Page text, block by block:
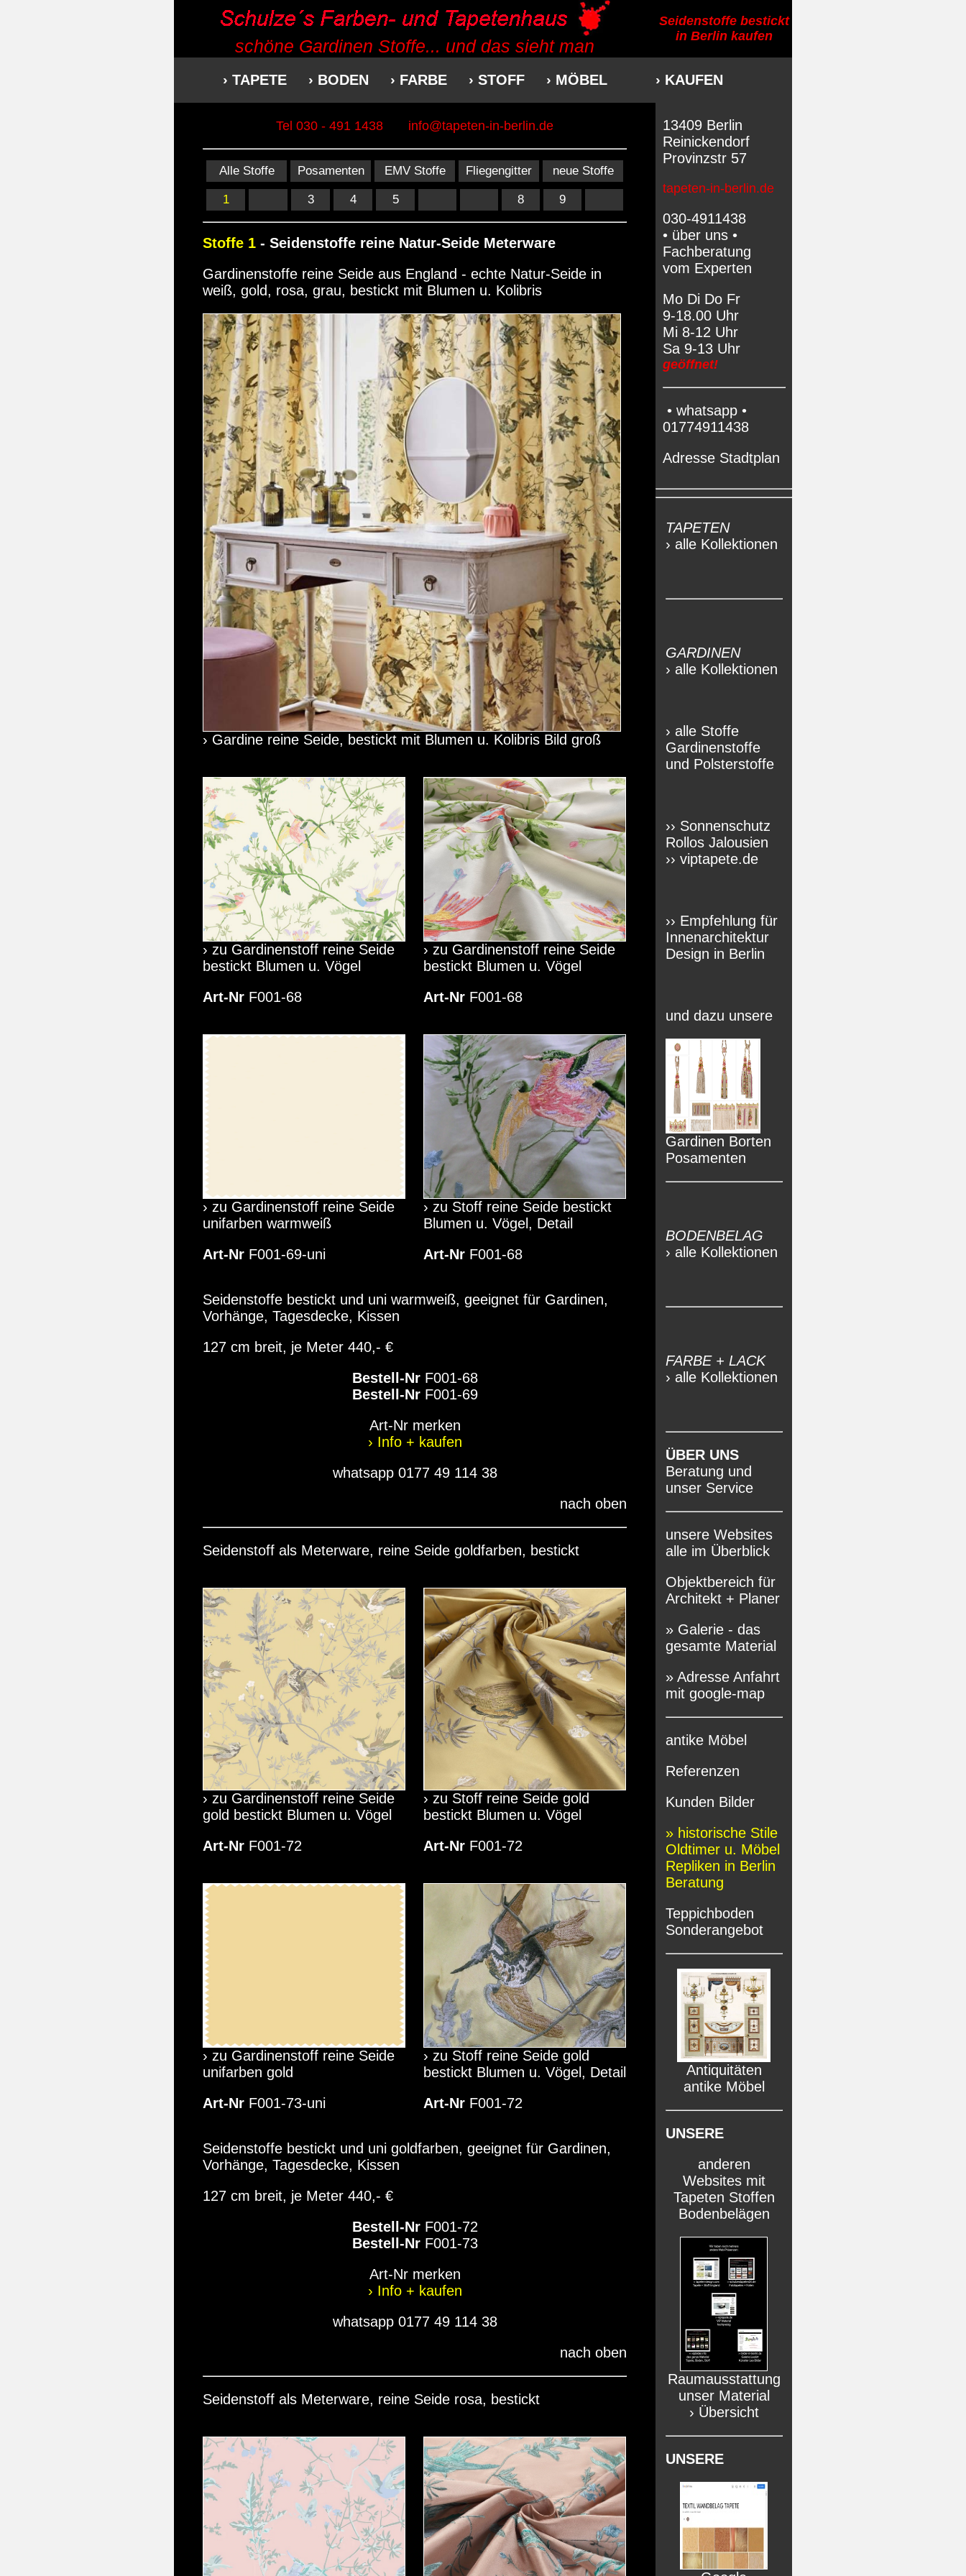
schöne Gardinen Stoffe... und das sieht man
Seidenstoffe bestickt
in Berlin kaufen
› TAPETE › BODEN › FARBE › STOFF › MÖBEL › KAUFEN
Tel 030 - 491 1438 info@tapeten-in-berlin.de
Alle Stoffe Posamenten EMV Stoffe Fliegengitter neue Stoffe
1 3 4 5 8 9
Stoffe 1 - Seidenstoffe reine Natur-Seide Meterware
Gardinenstoffe reine Seide aus England - echte Natur-Seide in
weiß, gold, rosa, grau, bestickt mit Blumen u. Kolibris
› Gardine reine Seide, bestickt mit Blumen u. Kolibris Bild groß
› zu Gardinenstoff reine Seide
bestickt Blumen u. Vögel
Art-Nr F001-68
› zu Gardinenstoff reine Seide
bestickt Blumen u. Vögel
Art-Nr F001-68
› zu Gardinenstoff reine Seide
unifarben warmweiß
Art-Nr F001-69-uni
› zu Stoff reine Seide bestickt
Blumen u. Vögel, Detail
Art-Nr F001-68
Seidenstoffe bestickt und uni warmweiß, geeignet für Gardinen,
Vorhänge, Tagesdecke, Kissen
127 cm breit, je Meter 440,- €
Bestell-NrF001-68
Bestell-NrF001-69
Art-Nr merken
› Info + kaufen
whatsapp 0177 49 114 38
nach oben
Seidenstoff als Meterware, reine Seide goldfarben, bestickt
› zu Gardinenstoff reine Seide
gold bestickt Blumen u. Vögel
Art-Nr F001-72
› zu Stoff reine Seide gold
bestickt Blumen u. Vögel
Art-Nr F001-72
› zu Gardinenstoff reine Seide
unifarben gold
Art-Nr F001-73-uni
› zu Stoff reine Seide gold
bestickt Blumen u. Vögel, Detail
Art-Nr F001-72
Seidenstoffe bestickt und uni goldfarben, geeignet für Gardinen,
Vorhänge, Tagesdecke, Kissen
127 cm breit, je Meter 440,- €
Bestell-NrF001-72
Bestell-NrF001-73
Art-Nr merken
› Info + kaufen
whatsapp 0177 49 114 38
nach oben
Seidenstoff als Meterware, reine Seide rosa, bestickt
13409 Berlin
Reinickendorf
Provinzstr 57
tapeten-in-berlin.de
030-4911438
• über uns •
Fachberatung
vom Experten
Mo Di Do Fr
9-18.00 Uhr
Mi 8-12 Uhr
Sa 9-13 Uhr
geöffnet!
• whatsapp •
01774911438
Adresse Stadtplan
TAPETEN
› alle Kollektionen
GARDINEN
› alle Kollektionen
› alle Stoffe
Gardinenstoffe
und Polsterstoffe
›› Sonnenschutz
Rollos Jalousien
›› viptapete.de
›› Empfehlung für
Innenarchitektur
Design in Berlin
und dazu unsere
Gardinen Borten
Posamenten
BODENBELAG
› alle Kollektionen
FARBE + LACK
› alle Kollektionen
ÜBER UNS
Beratung und
unser Service
unsere Websites
alle im Überblick
Objektbereich für
Architekt + Planer
» Galerie - das
gesamte Material
» Adresse Anfahrt
mit google-map
antike Möbel
Referenzen
Kunden Bilder
» historische Stile
Oldtimer u. Möbel
Repliken in Berlin
Beratung
Teppichboden
Sonderangebot
Antiquitäten
antike Möbel
UNSERE
anderen
Websites mit
Tapeten Stoffen
Bodenbelägen
Raumausstattung
unser Material
› Übersicht
UNSERE